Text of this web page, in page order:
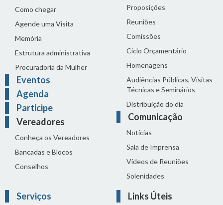
Como chegar
Agende uma Visita
Memória
Estrutura administrativa
Procuradoria da Mulher
Eventos
Agenda
Participe
Vereadores
Conheça os Vereadores
Bancadas e Blocos
Conselhos
Proposições
Reuniões
Comissões
Ciclo Orçamentário
Homenagens
Audiências Públicas, Visitas
Técnicas e Seminários
Distribuição do dia
Comunicação
Notícias
Sala de Imprensa
Vídeos de Reuniões
Solenidades
Serviços Links Úteis